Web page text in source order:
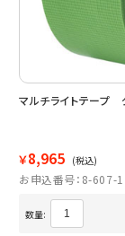
マルチライトテー
￥8,965 (税込)
お申込番号：8-607-
数量: